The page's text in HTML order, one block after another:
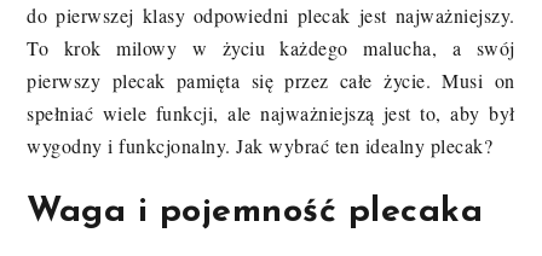
do pierwszej klasy odpowiedni plecak jest najważniejszy.
To krok milowy w życiu każdego malucha, a swój
pierwszy plecak pamięta się przez całe życie. Musi on
spełniać wiele funkcji, ale najważniejszą jest to, aby był
wygodny i funkcjonalny. Jak wybrać ten idealny plecak?
Waga i pojemność plecaka